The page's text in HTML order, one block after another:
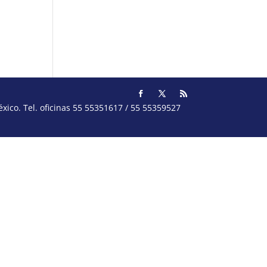
Tel. oficinas 55 55351617 / 55 55359527